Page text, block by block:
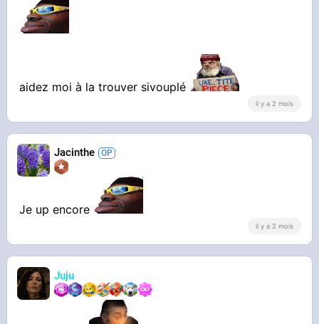
aidez moi à la trouver sivouplé
il y a 2 mois
Jacinthe
Je up encore
il y a 2 mois
Juju